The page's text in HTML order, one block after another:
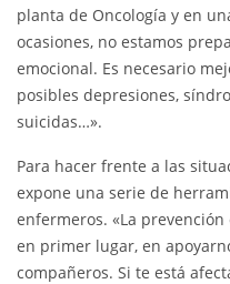
planta de Oncología y en
ocasiones, no estamos
emocional. Es necesario
posibles depresiones,
suicidas…».
Para hacer frente a las
expone una serie de
enfermeros. «La
en primer lugar, en
compañeros. Si te está